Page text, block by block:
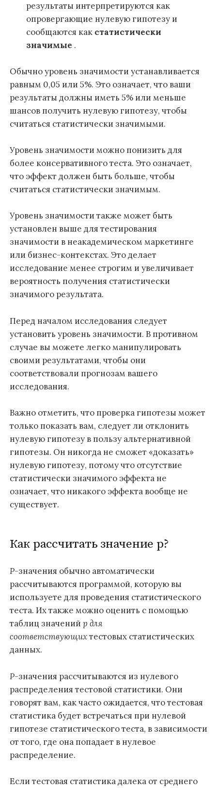
результаты интерпретируются как
опровергающие нулевую гипотезу и
сообщаются как статистически
значимые .
Обычно уровень значимости устанавливается
равным 0,05 или 5%. Это означает, что ваши
результаты должны иметь 5% или меньше
шансов получить нулевую гипотезу, чтобы
считаться статистически значимыми.
Уровень значимости можно понизить для
более консервативного теста. Это означает,
что эффект должен быть больше, чтобы
считаться статистически значимым.
Уровень значимости также может быть
установлен выше для тестирования
значимости в неакадемическом маркетинге
или бизнес-контекстах. Это делает
исследование менее строгим и увеличивает
вероятность получения статистически
значимого результата.
Перед началом исследования следует
установить уровень значимости. В противном
случае вы можете легко манипулировать
своими результатами, чтобы они
соответствовали прогнозам вашего
исследования.
Важно отметить, что проверка гипотезы может
только показать вам, следует ли отклонить
нулевую гипотезу в пользу альтернативной
гипотезы. Он никогда не сможет «доказать»
нулевую гипотезу, потому что отсутствие
статистически значимого эффекта не
означает, что никакого эффекта вообще не
существует.
Как рассчитать значение р?
P-значения обычно автоматически
рассчитываются программой, которую вы
используете для проведения статистического
теста. Их также можно оценить с помощью
таблиц значений p для
соответствующихтестовых статистических
данных.
P-значения рассчитываются из нулевого
распределения тестовой статистики. Они
говорят вам, как часто ожидается, что тестовая
статистика будет встречаться при нулевой
гипотезе статистического теста, в зависимости
от того, где она попадает в нулевое
распределение.
Если тестовая статистика далека от среднего